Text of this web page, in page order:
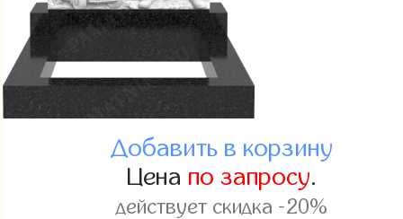
Добавить в корзину
Цена по запросу.
действует скидка -20%